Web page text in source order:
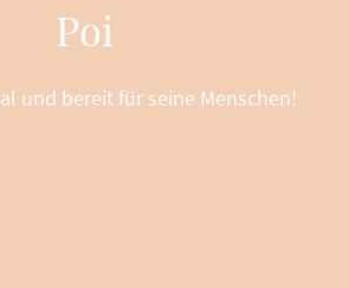
Poi
und bereit für seine Menschen!